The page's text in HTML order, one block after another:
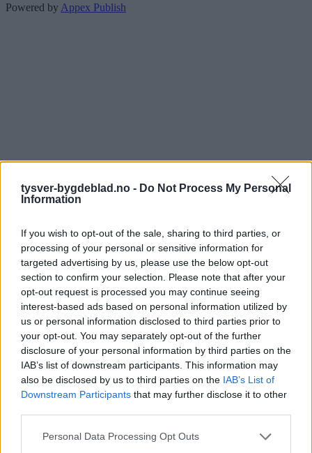
tysver-bygdeblad.no - Do Not Process My Personal
Information
If you wish to opt-out of the sale, sharing to third parties, or
processing of your personal or sensitive information for
targeted advertising by us, please use the below opt-out
section to confirm your selection. Please note that after your
opt-out request is processed you may continue seeing
interest-based ads based on personal information utilized by
us or personal information disclosed to third parties prior to
your opt-out. You may separately opt-out of the further
disclosure of your personal information by third parties on the
IAB’s list of downstream participants. This information may
also be disclosed by us to third parties on the IAB’s List of
Downstream Participants that may further disclose it to other
Personal Data Processing Opt Outs
Powered by Appex Publish